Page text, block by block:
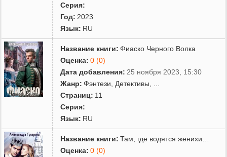
Серия:
Год: 2023
Язык: RU
Название книги: Фиаско Черного Волка
Оценка: 0 (0)
Дата добавления: 25 ноября 2023, 15:30
Жанр: Фэнтези Детективы
Страниц: 11
Серия:
Язык: RU
Название книги: Там, где водятся женихи…
Оценка: 0 (0)